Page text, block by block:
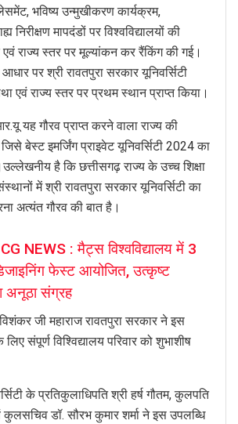
भविष्य उन्मुखीकरण कार्यक्रम,
निरीक्षण मापदंडों पर विश्वविद्यालयों की
एवं राज्य स्तर पर मूल्यांकन कर रैंकिंग की गई।
पर श्री रावतपुरा सरकार यूनिवर्सिटी
एवं राज्य स्तर पर प्रथम स्थान प्राप्त किया।
यह गौरव प्राप्त करने वाला राज्य की
बेस्ट इमर्जिंग प्राइवेट यूनिवर्सिटी 2024 का
है कि छत्तीसगढ़ राज्य के उच्च शिक्षा
में श्री रावतपुरा सरकार यूनिवर्सिटी का
अत्यंत गौरव की बात है।
CG NEWS : मैट्स विश्वविद्यालय में 3
फेस्ट आयोजित, उत्कृष्ट
अनूठा संग्रह
जी महाराज रावतपुरा सरकार ने इस
संपूर्ण विश्विद्यालय परिवार को शुभाशीष
के प्रतिकुलाधिपति श्री हर्ष गौतम, कुलपति
डॉ. सौरभ कुमार शर्मा ने इस उपलब्धि